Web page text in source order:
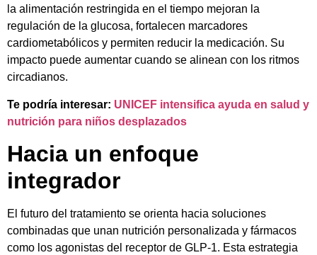
la alimentación restringida en el tiempo mejoran la
regulación de la glucosa, fortalecen marcadores
cardiometabólicos y permiten reducir la medicación. Su
impacto puede aumentar cuando se alinean con los ritmos
circadianos.
Te podría interesar: UNICEF intensifica ayuda en salud y
nutrición para niños desplazados
Hacia un enfoque
integrador
El futuro del tratamiento se orienta hacia soluciones
combinadas que unan nutrición personalizada y fármacos
como los agonistas del receptor de GLP-1. Esta estrategia